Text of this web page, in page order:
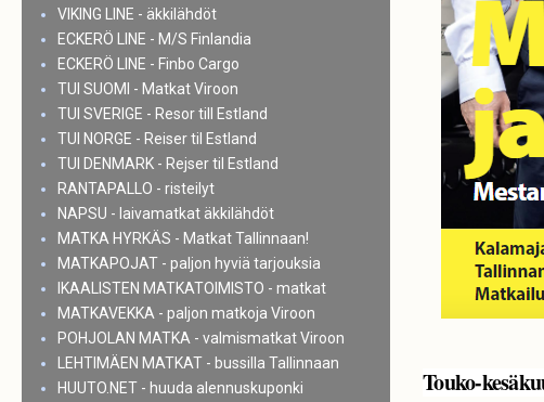
Touko-
VIKING LINE - äkkilähdöt
ECKERÖ LINE - M/S Finlandia
ECKERÖ LINE - Finbo Cargo
TUI SUOMI - Matkat Viroon
TUI SVERIGE - Resor till Estland
TUI NORGE - Reiser til Estland
TUI DENMARK - Rejser til Estland
RANTAPALLO - risteilyt
NAPSU - laivamatkat äkkilähdöt
MATKA HYRKÄS - Matkat Tallinnaan!
MATKAPOJAT - paljon hyviä tarjouksia
IKAALISTEN MATKATOIMISTO - matkat
MATKAVEKKA - paljon matkoja Viroon
POHJOLAN MATKA - valmismatkat Viroon
LEHTIMÄEN MATKAT - bussilla Tallinnaan
HUUTO.NET - huuda alennuskuponki